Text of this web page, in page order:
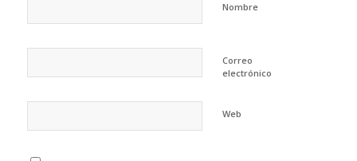
Nombre
Correo
electrónico
Web